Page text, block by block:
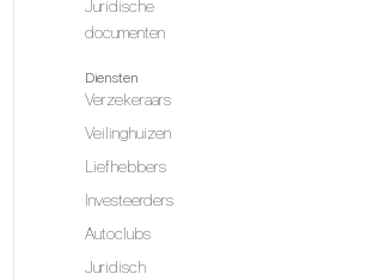
Juridische
documenten
Diensten
Verzekeraars
Veilinghuizen
Liefhebbers
Investeerders
Autoclubs
Juridisch